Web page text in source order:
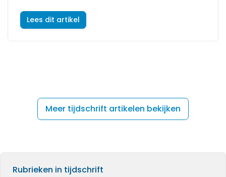
Lees dit artikel
Meer tijdschrift artikelen bekijken
Rubrieken in tijdschrift